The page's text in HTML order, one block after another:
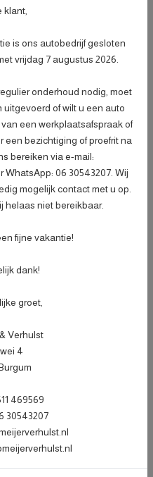
vloeistoffen;
€ 499,-
Marge
04-09-2020
Hatchback
Zwart Metallic
Zwart
5
1064 kg
2
2
klant,
is ons autobedrijf gesloten
vrijdag 7 augustus 2026.
onderhoud nodig, moet
of wilt u een auto
een werkplaatsafspraak of
een bezichtiging of proefrit na
bereiken via e-mail:
WhatsApp: 06 30543207. Wij
mogelijk contact met u op.
helaas niet bereikbaar.
fijne vakantie!
dank!
groet,
Verhulst
4
469569
30543207